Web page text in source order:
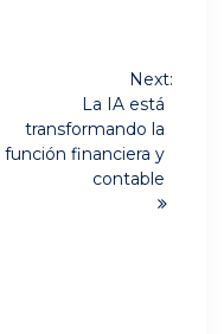
Next:
La IA está
transformando la
función financiera y
contable